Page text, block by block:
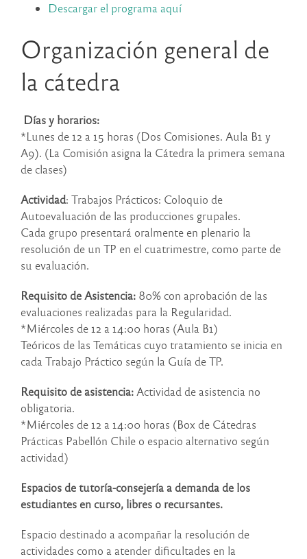
Descargar el programa aquí
Organización general de
la cátedra
Días y horarios:
*Lunes de 12 a 15 horas (Dos Comisiones. Aula B1 y
A9). (La Comisión asigna la Cátedra la primera semana
de clases)
Actividad: Trabajos Prácticos: Coloquio de
Autoevaluación de las producciones grupales.
Cada grupo presentará oralmente en plenario la
resolución de un TP en el cuatrimestre, como parte de
su evaluación.
Requisito de Asistencia: 80% con aprobación de las
evaluaciones realizadas para la Regularidad.
*Miércoles de 12 a 14:00 horas (Aula B1)
Teóricos de las Temáticas cuyo tratamiento se inicia en
cada Trabajo Práctico según la Guía de TP.
Requisito de asistencia:Actividad de asistencia no
obligatoria.
*Miércoles de 12 a 14:00 horas (Box de Cátedras
Prácticas Pabellón Chile o espacio alternativo según
actividad)
Espacios de tutoría-consejería a demanda de los
estudiantes en curso, libres o recursantes.
Espacio destinado a acompañar la resolución de
actividades como a atender dificultades en la